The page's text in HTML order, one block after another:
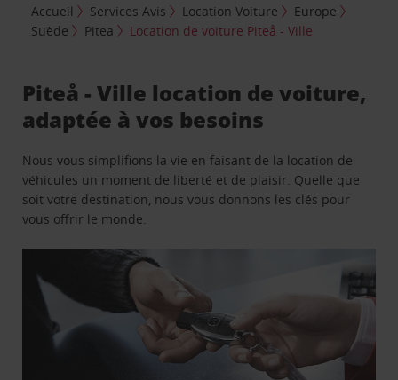
Accueil Services Avis Location Voiture
Europe
Suède
Pitea Location de voiture Piteå - Ville
Piteå - Ville location de voiture,
adaptée à vos besoins
Nous vous simplifions la vie en faisant de la location de
véhicules un moment de liberté et de plaisir. Quelle que
soit votre destination, nous vous donnons les clés pour
vous offrir le monde.